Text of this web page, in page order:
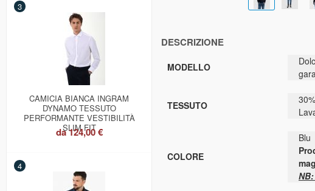
3
CAMICIA BIANCA INGRAM
DYNAMO TESSUTO
PERFORMANTE VESTIBILITÀ
SLIM FIT
da124,00 €
4
DESCRIZIONE
MODELLO
TESSUTO
COLORE
Blu